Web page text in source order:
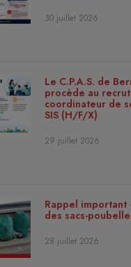
30 juillet 2026
Le C.P.A.S. de
procède au
coordinateur de
SIS (H/F/X)
29 juillet 2026
Rappel
des sacs-
28 juillet 2026